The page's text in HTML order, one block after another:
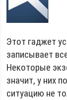
Этот гаджет
записывает
Некоторые
значит, у них
ситуацию не